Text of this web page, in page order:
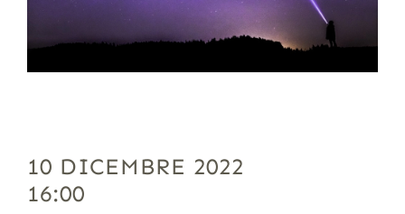
10 DICEMBRE 2022
16:00